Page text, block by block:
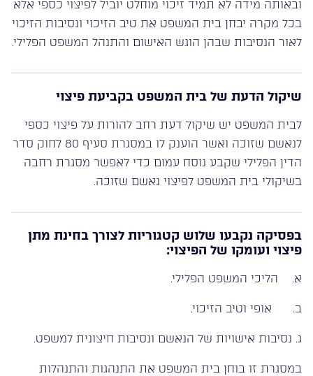
ובאותה מידה לא תמיד זיכוי מוחלט יוביל לפיצוי כספי אלא
בכל מקרה יבחן בית המשפט את טיב הזיכוי ונסיבות הזיכוי
לאור הנסיבות שבהן הוגש האישום והתנהל המשפט הפלילי.
שיקול הדעת של בית המשפט בקביעת פיצוי
לבית המשפט יש שיקול דעת רחב להורות על פיצוי כספי
לנאשם שזוכה ואשר הוענק לו במסגרת סעיף 80 לחוק סדר
הדין הפלילי שקבע נוסח עמום כדי לאפשר מסגרת רחבה
בשיקולי בית המשפט לפיצוי נאשם שזוכה.
בפסיקה נקבעו שלוש קטגוריות לצורך בחינת מתן
פיצוי ועומקו של הפיצוי:
א. הליכי המשפט הפלילי.
ב. אופי וטיב הזיכוי.
ג. נסיבות אישויות של הנאשם ונסיבות חיצונית למשפט.
במסגרת זו בוחן בית המשפט את התנהגות והתנהלות